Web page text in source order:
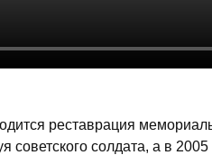
реставрация
советского солдата, а в